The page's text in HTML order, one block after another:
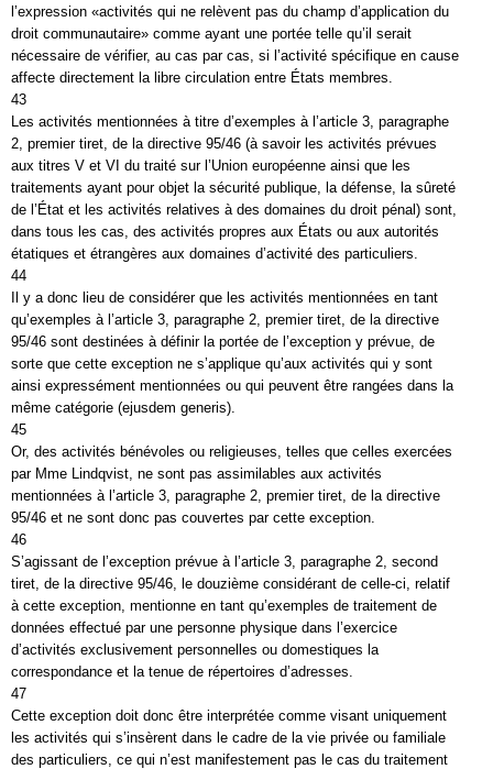
l’expression «activités qui ne relèvent pas du champ d’application du
droit communautaire» comme ayant une portée telle qu’il serait
nécessaire de vérifier, au cas par cas, si l’activité spécifique en cause
affecte directement la libre circulation entre États membres.
43
Les activités mentionnées à titre d’exemples à l’article 3, paragraphe
2, premier tiret, de la directive 95/46 (à savoir les activités prévues
aux titres V et VI du traité sur l’Union européenne ainsi que les
traitements ayant pour objet la sécurité publique, la défense, la sûreté
de l’État et les activités relatives à des domaines du droit pénal) sont,
dans tous les cas, des activités propres aux États ou aux autorités
étatiques et étrangères aux domaines d’activité des particuliers.
44
Il y a donc lieu de considérer que les activités mentionnées en tant
qu’exemples à l’article 3, paragraphe 2, premier tiret, de la directive
95/46 sont destinées à définir la portée de l’exception y prévue, de
sorte que cette exception ne s’applique qu’aux activités qui y sont
ainsi expressément mentionnées ou qui peuvent être rangées dans la
même catégorie (ejusdem generis).
45
Or, des activités bénévoles ou religieuses, telles que celles exercées
par Mme Lindqvist, ne sont pas assimilables aux activités
mentionnées à l’article 3, paragraphe 2, premier tiret, de la directive
95/46 et ne sont donc pas couvertes par cette exception.
46
S’agissant de l’exception prévue à l’article 3, paragraphe 2, second
tiret, de la directive 95/46, le douzième considérant de celle-ci, relatif
à cette exception, mentionne en tant qu’exemples de traitement de
données effectué par une personne physique dans l’exercice
d’activités exclusivement personnelles ou domestiques la
correspondance et la tenue de répertoires d’adresses.
47
Cette exception doit donc être interprétée comme visant uniquement
les activités qui s’insèrent dans le cadre de la vie privée ou familiale
des particuliers, ce qui n’est manifestement pas le cas du traitement